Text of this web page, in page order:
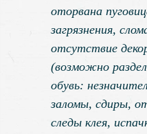
оторвана
загрязнения,
отсутствие
(возможно
обувь:
заломы, сдиры,
следы клея,